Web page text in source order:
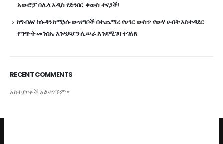
አውሮፓ በሌላ አዲስ የድንበር ቀውስ ተናጋች!
ከግብፅና ከሱዳን ከሚነሱ ውዝግቦች በተጨማሪ የሀገር ውስጥ የውሃ ሀብት አስተዳደር
የግጭት መንስኤ እንዳይሆን ሊሠራ እንደሚገባ ተገለጸ
RECENT COMMENTS
አስተያየቶች አልተገኙም።